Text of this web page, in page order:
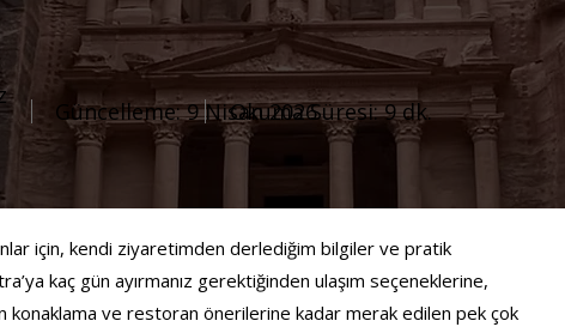
Güncelleme: 9 Nisan 2026Okuma Süresi: 9 dk.
için, kendi ziyaretimden derlediğim bilgiler ve pratik
kaç gün ayırmanız gerektiğinden ulaşım seçeneklerine,
ve restoran önerilerine kadar merak edilen pek çok